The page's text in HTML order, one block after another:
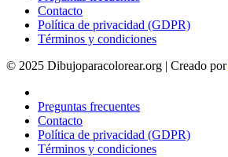
Contacto
Política de privacidad (GDPR)
Términos y condiciones
© 2025 Dibujoparacolorear.org | Creado por
Preguntas frecuentes
Contacto
Política de privacidad (GDPR)
Términos y condiciones